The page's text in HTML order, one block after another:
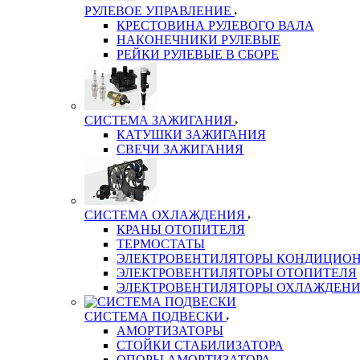
РУЛЕВОЕ УПРАВЛЕНИЕ
КРЕСТОВИНА РУЛЕВОГО ВАЛА
НАКОНЕЧНИКИ РУЛЕВЫЕ
РЕЙКИ РУЛЕВЫЕ В СБОРЕ
СИСТЕМА ЗАЖИГАНИЯ
КАТУШКИ ЗАЖИГАНИЯ
СВЕЧИ ЗАЖИГАНИЯ
СИСТЕМА ОХЛАЖДЕНИЯ
КРАНЫ ОТОПИТЕЛЯ
ТЕРМОСТАТЫ
ЭЛЕКТРОВЕНТИЛЯТОРЫ
ЭЛЕКТРОВЕНТИЛЯТОРЫ ОТОПИТЕЛЯ
ЭЛЕКТРОВЕНТИЛЯТОРЫ
СИСТЕМА ПОДВЕСКИ
АМОРТИЗАТОРЫ
СТОЙКИ СТАБИЛИЗАТОРА